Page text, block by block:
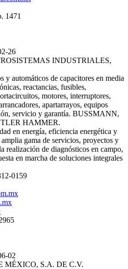
1471
26
INDUSTRIALES,
y automáticos de capacitores en media
reactancias, fusibles,
motores, interruptores,
apartarrayos, equipos
servicio y garantía. BUSSMANN,
HAMMER.
en energía, eficiencia energética y
gama de servicios, proyectos y
realización de diagnósticos en campo,
en marcha de soluciones integrales
0159
02
S.A. DE C.V.